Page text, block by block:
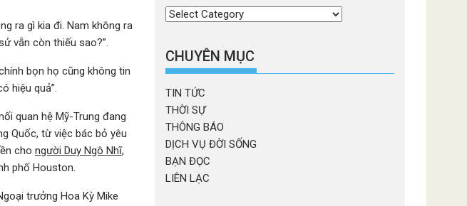
ra gì kia đi. Nam không ra
vẫn còn thiếu sao?”.
bọn họ cũng không tin
hiệu quả”.
quan hệ Mỹ-Trung đang
Quốc, từ việc bác bỏ yêu
cho người Duy Ngô Nhĩ,
phố Houston.
trưởng Hoa Kỳ Mike
Chọn
mục
CHUYÊN MỤC
TIN TỨC
THỜI SỰ
THÔNG BÁO
DỊCH VỤ ĐỜI SỐNG
BẠN ĐỌC
LIÊN LẠC